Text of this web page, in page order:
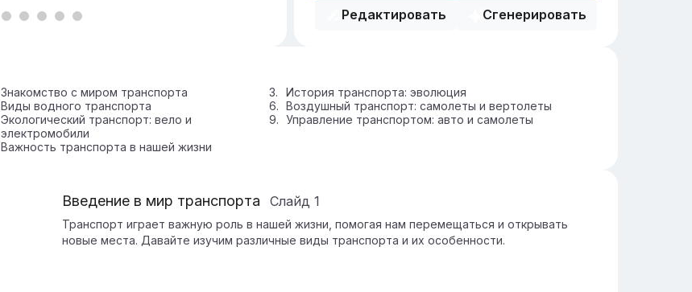
Редактировать
Сгенерировать
Знакомство с миром транспорта
История транспорта: эволюция
Виды водного транспорта
Воздушный транспорт: самолеты и вертолеты
Экологический транспорт: вело и
электромобили
Управление транспортом: авто и самолеты
Важность транспорта в нашей жизни
Введение в мир транспорта Слайд 1
Транспорт играет важную роль в нашей жизни, помогая нам перемещаться и открывать
новые места. Давайте изучим различные виды транспорта и их особенности.